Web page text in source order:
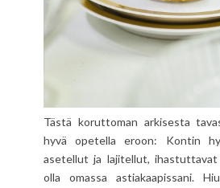
Tästä koruttoman arkisesta
hyvä opetella eroon: Kontin
asetellut ja lajitellut,
olla omassa astiakaapissani.